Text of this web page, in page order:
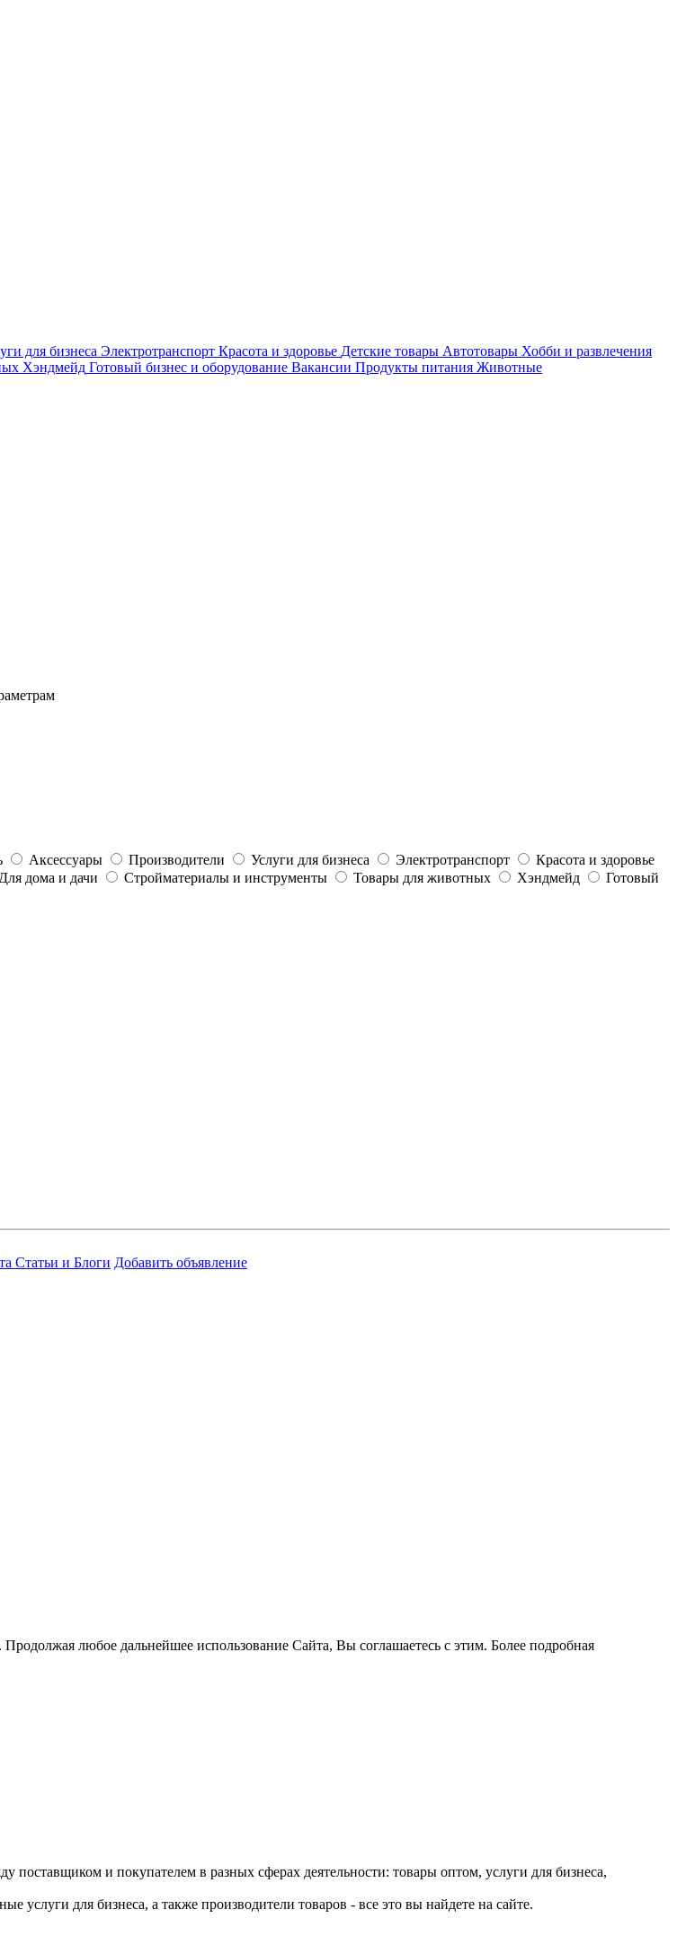
для бизнеса Электротранспорт Красота и здоровье Детские товары Автотовары Хобби и развлечения
Хэндмейд Готовый бизнес и оборудование Вакансии Продукты питания Животные
Аксессуары Производители Услуги для бизнеса Электротранспорт
Красота и здоровье
Для дома и дачи Стройматериалы и инструменты Товары для животных Хэндмейд
Готовый
Статьи и Блоги Добавить объявление
любое дальнейшее использование Сайта, Вы соглашаетесь с этим. Более подробная
поставщиком и покупателем в разных сферах деятельности: товары оптом, услуги для бизнеса,
для бизнеса, а также производители товаров - все это вы найдете на сайте.